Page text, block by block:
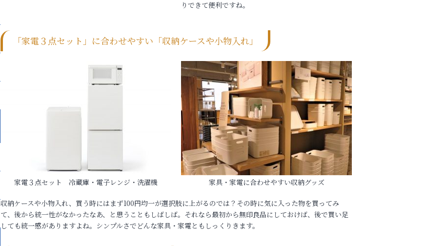
りできて便利ですね。
「家電３点セット」に合わせやすい「収納ケースや小物入れ」
家電３点セット 冷蔵庫・電子レンジ・洗濯機 家具・家電に合わせやすい収納グッズ
収納ケースや小物入れ、買う時にはまず100円均一が選択肢に上がるのでは？その時に気に入った物を買ってみ
て、後から統一性がなかったなあ、と思うこともしばしば。それなら最初から無印良品にしておけば、後で買い足
しても統一感がありますよね。シンプルさでどんな家具・家電ともしっくりきます。